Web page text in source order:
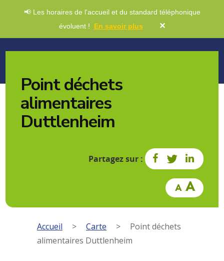
📢 Les horaires de l'accueil et du standard téléphonique
évoluent ! En savoir plus ✕
Point déchets
alimentaires
Duttlenheim
Partagez sur :
Accueil > Carte >
Point déchets
alimentaires Duttlenheim